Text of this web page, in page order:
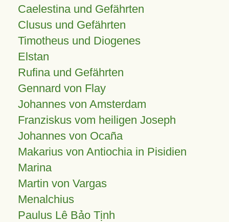
Caelestina und Gefährten
Clusus und Gefährten
Timotheus und Diogenes
Elstan
Rufina und Gefährten
Gennard von Flay
Johannes von Amsterdam
Franziskus vom heiligen Joseph
Johannes von Ocaña
Makarius von Antiochia in Pisidien
Marina
Martin von Vargas
Menalchius
Paulus Lê Bảo Tịnh